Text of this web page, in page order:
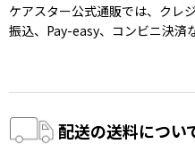
ケアスター公式通販では、クレ
振込、Pay-easy、コンビニ決済
配送の送料につい